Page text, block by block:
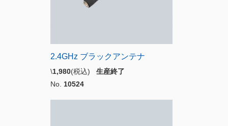
2.4GHz ブラックアンテナ
\1,980(税込) 生産終了
No. 10524